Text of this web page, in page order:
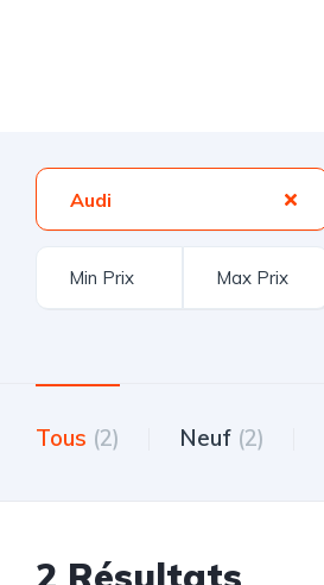
Audi
Tous (2) Neuf (2)